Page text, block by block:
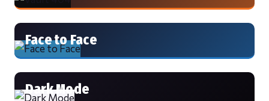
Face to Face
Dark Mode